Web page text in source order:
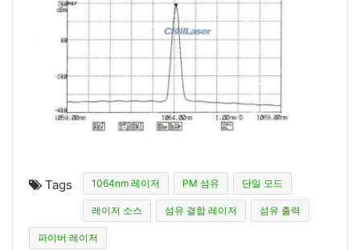
Tags 1064nm 레이저 PM 섬유 단일 모드
레이저 소스 섬유 결합 레이저 섬유 출력
파이버 레이저